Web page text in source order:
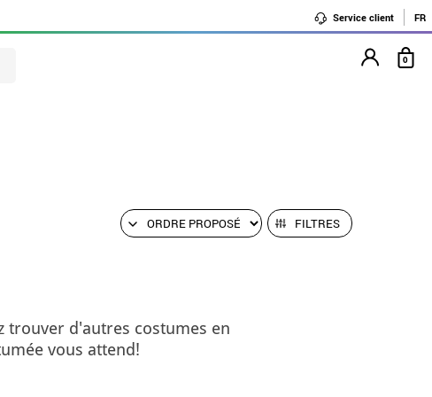
Service client FR
0
FILTRES
trouver d'autres costumes en
vous attend!